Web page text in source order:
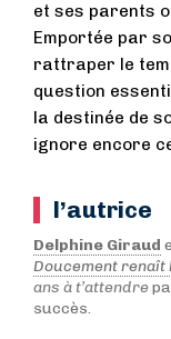
et ses parents
Emportée par
rattraper le
question
la destinée de
ignore encore
l’autrice
Delphine Giraud
Doucement renaît
ans à t’attendre
succès.